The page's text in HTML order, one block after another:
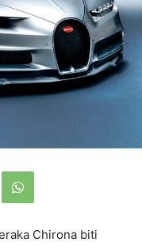
Chirona biti